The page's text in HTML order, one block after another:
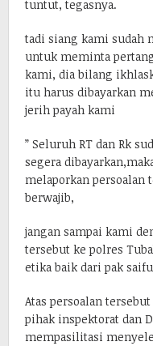
tuntut, tegasnya.
tadi siang kami sudah
untuk meminta
kami, dia bilang
itu harus dibayarkan
jerih payah kami
” Seluruh RT dan Rk
segera
melaporkan persoalan
berwajib,
jangan sampai kami
tersebut ke polres
etika baik dari pak
Atas persoalan
pihak inspektorat dan
mempasilitasi